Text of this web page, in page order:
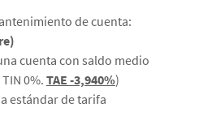
de cuenta:
cuenta con saldo medio
0%. TAE -3,940%)
estándar de tarifa